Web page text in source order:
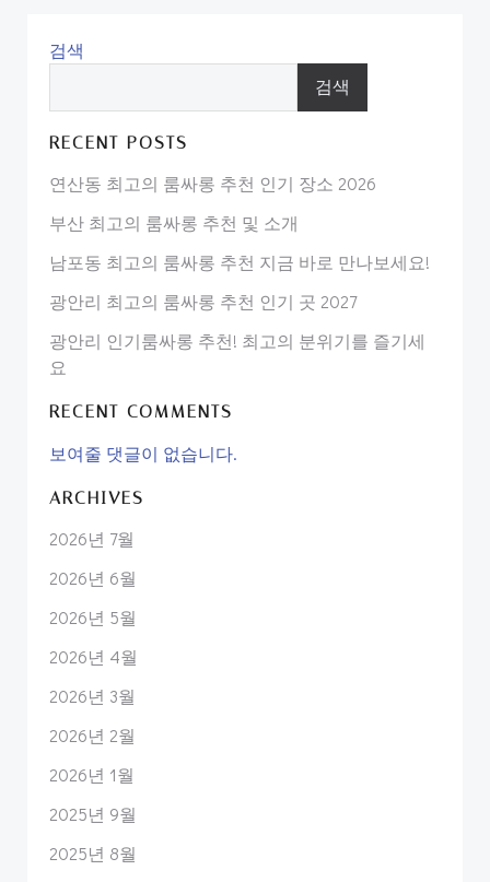
검색
검색
RECENT POSTS
연산동 최고의 룸싸롱 추천 인기 장소 2026
부산 최고의 룸싸롱 추천 및 소개
남포동 최고의 룸싸롱 추천 지금 바로 만나보세요!
광안리 최고의 룸싸롱 추천 인기 곳 2027
광안리 인기룸싸롱 추천! 최고의 분위기를 즐기세
요
RECENT COMMENTS
보여줄 댓글이 없습니다.
ARCHIVES
2026년 7월
2026년 6월
2026년 5월
2026년 4월
2026년 3월
2026년 2월
2026년 1월
2025년 9월
2025년 8월